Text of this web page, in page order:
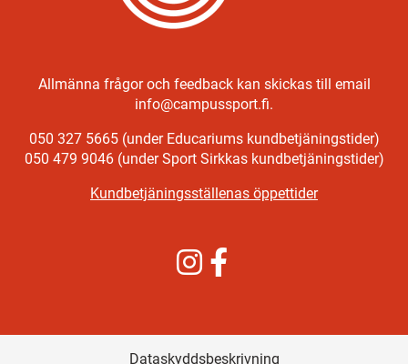
Allmänna frågor och feedback kan skickas till email
info@campussport.fi.
050 327 5665 (under Educariums kundbetjäningstider)
050 479 9046 (under Sport Sirkkas kundbetjäningstider)
Kundbetjäningsställenas öppettider
Instagram
Dataskyddsbeskrivning